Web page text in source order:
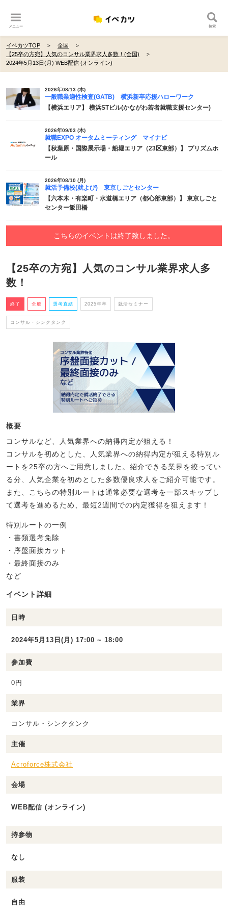
メニュー 検索
イベカツTOP
全国
【25卒の方宛】人気のコンサル業界求人多数！(全国)
2024年5月13日(月) WEB配信 (オンライン)
2026年08/13 (木)
一般職業適性検査(GATB) 横浜新卒応援ハローワーク
【横浜エリア】 横浜STビル(かながわ若者就職支援センター)
2026年09/03 (木)
就職EXPO オータムミーティング マイナビ
【秋葉原・国際展示場・船堀エリア（23区東部）】 プリズムホ
ール
2026年08/10 (月)
就活予備校(就よび) 東京しごとセンター
【六本木・有楽町・水道橋エリア（都心部東部）】 東京しごと
センター飯田橋
こちらのイベントは終了致しました。
【25卒の方宛】人気のコンサル業界求人多
数！
終了 全般 選考直結 2025年卒 就活セミナー
コンサル・シンクタンク
概要
コンサルなど、人気業界への納得内定が狙える！
コンサルを初めとした、人気業界への納得内定が狙える特別ル
ートを25卒の方へご用意しました。紹介できる業界を絞ってい
る分、人気企業を初めとした多数優良求人をご紹介可能です。
また、こちらの特別ルートは通常必要な選考を一部スキップし
て選考を進めるため、最短2週間での内定獲得を狙えます！
特別ルートの一例
・書類選考免除
・序盤面接カット
・最終面接のみ
など
イベント詳細
日時
2024年5月13日(月) 17:00 ~ 18:00
参加費
0円
業界
コンサル・シンクタンク
主催
Acroforce株式会社
会場
WEB配信 (オンライン)
持参物
なし
服装
自由